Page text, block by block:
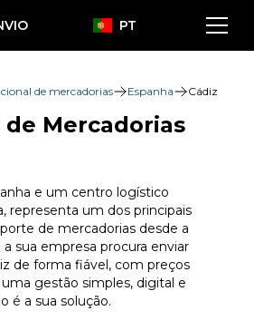
PT
de mercadorias Espanha Cádiz
Mercadorias
e um centro logístico
representa um dos principais
de mercadorias desde a
a sua empresa procura enviar
de forma fiável, com preços
gestão simples, digital e
é a sua solução.